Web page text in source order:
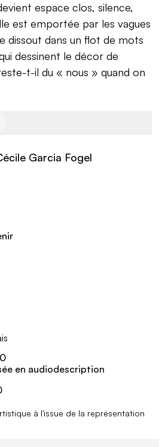
espace clos, silence,
est emportée par les vagues
dissout dans un flot de mots
dessinent le décor de
t-il du « nous » quand on
2023, Monica Isakstuen
personnages glissent
et projections — emportés
par reprises et silences,
qui ne peut plus être
qui évoque Jon Fosse
l'insupportable dans le plus
Garcia Fogel
en audiodescription
à l'issue de la représentation